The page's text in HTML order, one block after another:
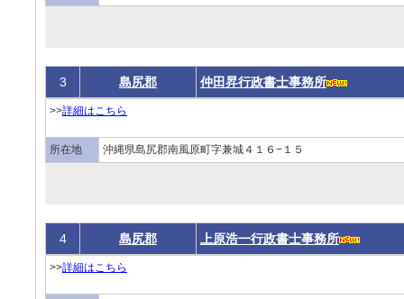
3 島尻郡 仲田昇行政書士事務所
>>詳細はこちら
所在地 沖縄県島尻郡南風原町字兼城４１６−１５
4 島尻郡 上原浩一行政書士事務所
>>詳細はこちら